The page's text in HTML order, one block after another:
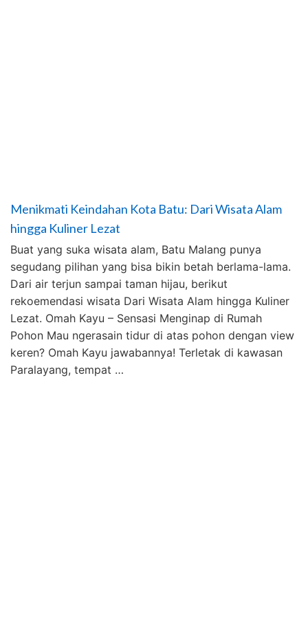
Menikmati Keindahan Kota Batu: Dari Wisata Alam
hingga Kuliner Lezat
Buat yang suka wisata alam, Batu Malang punya
segudang pilihan yang bisa bikin betah berlama-lama.
Dari air terjun sampai taman hijau, berikut
rekoemendasi wisata Dari Wisata Alam hingga Kuliner
Lezat. Omah Kayu – Sensasi Menginap di Rumah
Pohon Mau ngerasain tidur di atas pohon dengan view
keren? Omah Kayu jawabannya! Terletak di kawasan
Paralayang, tempat …